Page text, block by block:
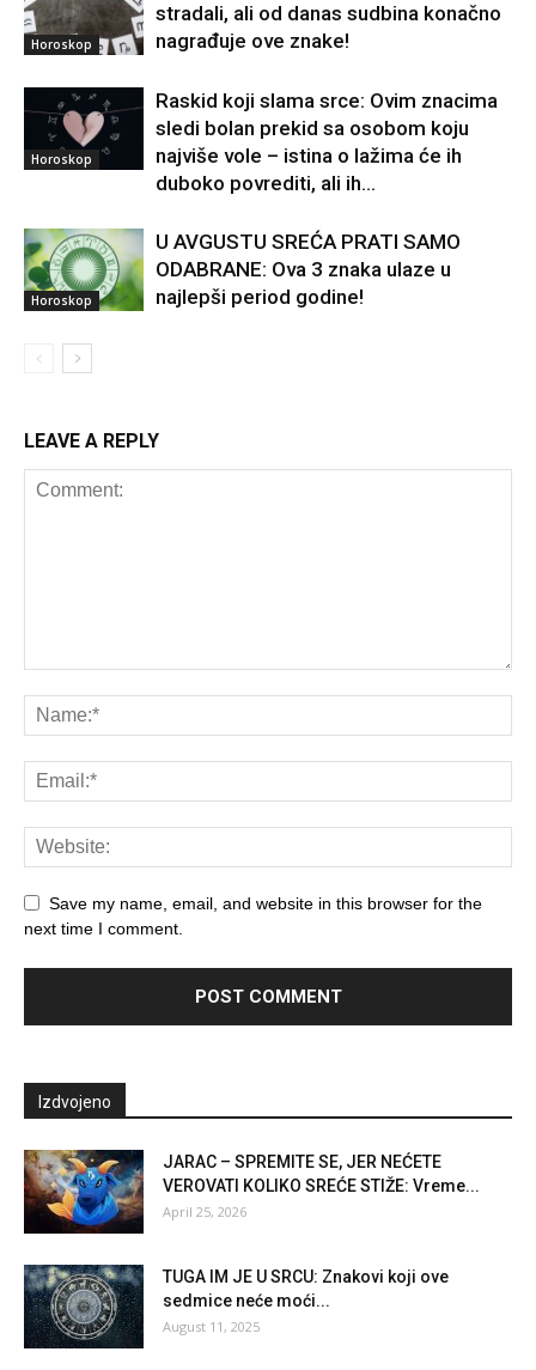
Horoskop
stradali, ali od danas sudbina konačno
nagrađuje ove znake!
Horoskop
Raskid koji slama srce: Ovim znacima
sledi bolan prekid sa osobom koju
najviše vole – istina o lažima će ih
duboko povrediti, ali ih...
Horoskop
U AVGUSTU SREĆA PRATI SAMO
ODABRANE: Ova 3 znaka ulaze u
najlepši period godine!
LEAVE A REPLY
Save my name, email, and website in this browser for the
next time I comment.
Izdvojeno
JARAC – SPREMITE SE, JER NEĆETE
VEROVATI KOLIKO SREĆE STIŽE: Vreme...
April 25, 2026
TUGA IM JE U SRCU: Znakovi koji ove
sedmice neće moći...
August 11, 2025